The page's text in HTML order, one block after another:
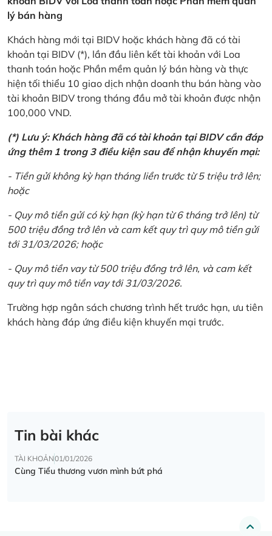
lý bán hàng
Khách hàng mới tại BIDV hoặc khách hàng đã có tài
khoản tại BIDV (*), lần đầu liên kết tài khoản với Loa
thanh toán hoặc Phần mềm quản lý bán hàng và thực
hiện tối thiểu 10 giao dịch nhận doanh thu bán hàng vào
tài khoản BIDV trong tháng đầu mở tài khoản được nhận
100,000 VND.
(*) Lưu ý: Khách hàng đã có tài khoản tại BIDV cần đáp
ứng thêm 1 trong 3 điều kiện sau để nhận khuyến mại:
- Tiền gửi không kỳ hạn tháng liền trước từ 5 triệu trở lên;
hoặc
- Quy mô tiền gửi có kỳ hạn (kỳ hạn từ 6 tháng trở lên) từ
500 triệu đồng trở lên và cam kết quy trì quy mô tiền gửi
tới 31/03/2026; hoặc
- Quy mô tiền vay từ 500 triệu đồng trở lên, và cam kết
quy trì quy mô tiền vay tới 31/03/2026.
Trường hợp ngân sách chương trình hết trước hạn, ưu tiên
khách hàng đáp ứng điều kiện khuyến mại trước.
Tin bài khác
TÀI KHOẢN01/01/2026
Cùng Tiểu thương vươn mình bứt phá